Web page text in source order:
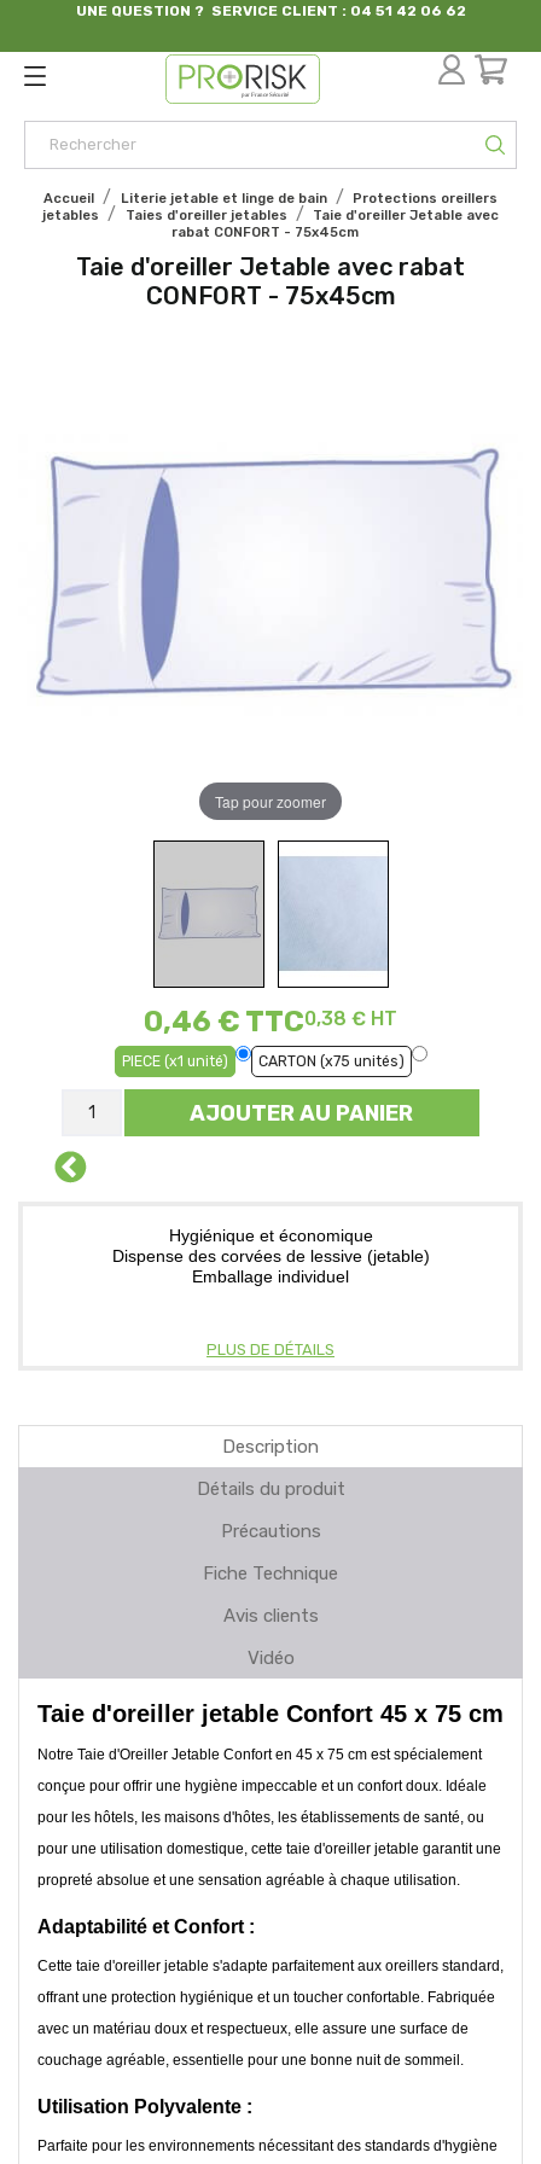
UNE QUESTION ? SERVICE CLIENT : 04 51 42 06 62
par France Sécurité
Accueil Literie jetable et linge de bain
Protections oreillers
jetables
Taies d'oreiller jetables
Taie d'oreiller Jetable avec
rabat CONFORT - 75x45cm
Taie d'oreiller Jetable avec rabat
CONFORT - 75x45cm
Tap pour zoomer
0,46 € TTC0,38 € HT
PIECE (x1 unité) CARTON (x75 unités)
AJOUTER AU PANIER
Hygiénique et économique
Dispense des corvées de lessive (jetable)
Emballage individuel
PLUS DE DÉTAILS
Description
Détails du produit
Précautions
Fiche Technique
Avis clients
Vidéo
Taie d'oreiller jetable Confort 45 x 75 cm
Notre Taie d'Oreiller Jetable Confort en 45 x 75 cm est spécialement
conçue pour offrir une hygiène impeccable et un confort doux. Idéale
pour les hôtels, les maisons d'hôtes, les établissements de santé, ou
pour une utilisation domestique, cette taie d'oreiller jetable garantit une
propreté absolue et une sensation agréable à chaque utilisation.
Adaptabilité et Confort :
Cette taie d'oreiller jetable s'adapte parfaitement aux oreillers standard,
offrant une protection hygiénique et un toucher confortable. Fabriquée
avec un matériau doux et respectueux, elle assure une surface de
couchage agréable, essentielle pour une bonne nuit de sommeil.
Utilisation Polyvalente :
Parfaite pour les environnements nécessitant des standards d'hygiène